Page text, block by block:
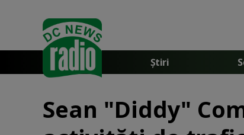
Știri
Sean "Diddy"